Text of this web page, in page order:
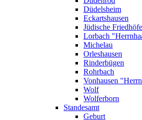
Düdelsheim
Eckartshausen
Jüdische Friedhöfe
Lorbach
Michelau
Orleshausen
Rinderbügen
Rohrbach
Vonhausen
Wolf
Wolferborn
Standesamt
Geburt